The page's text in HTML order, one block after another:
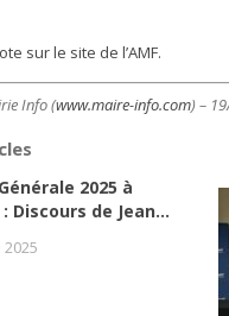
sur le site de l’AMF.
Info (www.maire-info.com) –
2025 à
Discours de Jean...